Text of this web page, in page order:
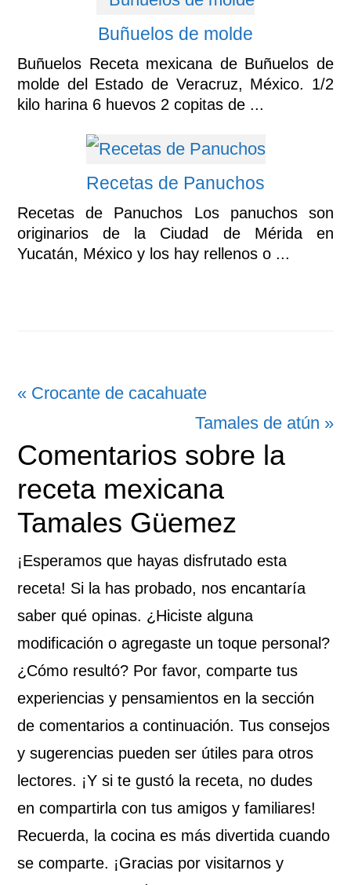
Buñuelos de molde
Buñuelos Receta mexicana de Buñuelos de
molde del Estado de Veracruz, México. 1/2
kilo harina 6 huevos 2 copitas de ...
Recetas de Panuchos
Recetas de Panuchos Los panuchos son
originarios de la Ciudad de Mérida en
Yucatán, México y los hay rellenos o ...
Entrada
« Crocante de cacahuate
Siguiente
entrada:
Tamales de atún »
Interacciones
con
los
lectores
Comentarios sobre la
receta mexicana
Tamales Güemez
¡Esperamos que hayas disfrutado esta
receta! Si la has probado, nos encantaría
saber qué opinas. ¿Hiciste alguna
modificación o agregaste un toque personal?
¿Cómo resultó? Por favor, comparte tus
experiencias y pensamientos en la sección
de comentarios a continuación. Tus consejos
y sugerencias pueden ser útiles para otros
lectores. ¡Y si te gustó la receta, no dudes
en compartirla con tus amigos y familiares!
Recuerda, la cocina es más divertida cuando
se comparte. ¡Gracias por visitarnos y